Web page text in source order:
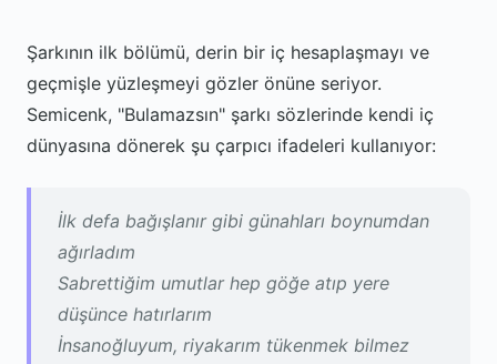
Şarkının ilk bölümü, derin bir iç hesaplaşmayı ve
geçmişle yüzleşmeyi gözler önüne seriyor.
Semicenk, "Bulamazsın" şarkı sözlerinde kendi iç
dünyasına dönerek şu çarpıcı ifadeleri kullanıyor:
İlk defa bağışlanır gibi günahları boynumdan
ağırladım
Sabrettiğim umutlar hep göğe atıp yere
düşünce hatırlarım
İnsanoğluyum, riyakarım tükenmek bilmez